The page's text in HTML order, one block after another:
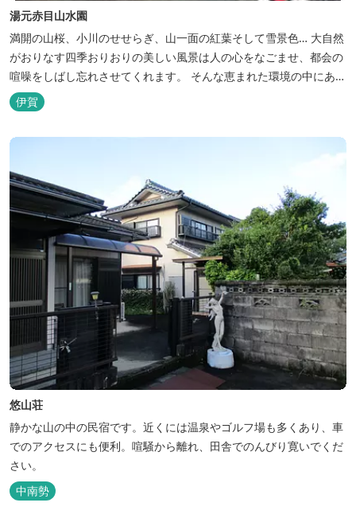
湯元赤目山水園
満開の山桜、小川のせせらぎ、山一面の紅葉そして雪景色… 大自然
がおりなす四季おりおりの美しい風景は人の心をなごませ、都会の
喧噪をしばし忘れさせてくれます。 そんな恵まれた環境の中にあ
る、純和風造りの閑静なたたずまい …それが赤目山水園です。 ま
た、赤目山水園の園内からこんこんと湧き出る天然温泉「赤目温泉
山の湯」は、肌にやさしい美人と健康の湯として大勢のお客様に喜
伊賀
悠山荘
静かな山の中の民宿です。近くには温泉やゴルフ場も多くあり、車
でのアクセスにも便利。喧騒から離れ、田舎でのんびり寛いでくだ
さい。
中南勢